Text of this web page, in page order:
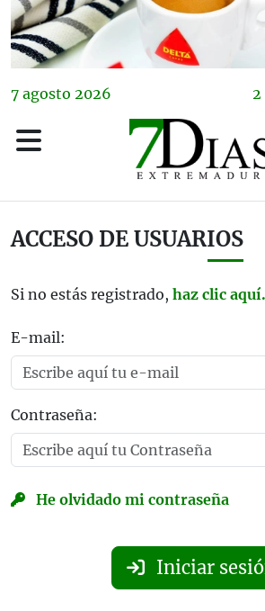
7 agosto 2026 2
ACCESO DE USUARIOS
Si no estás registrado, haz clic aquí.
E-mail:
Contraseña:
He olvidado mi contraseña
Iniciar